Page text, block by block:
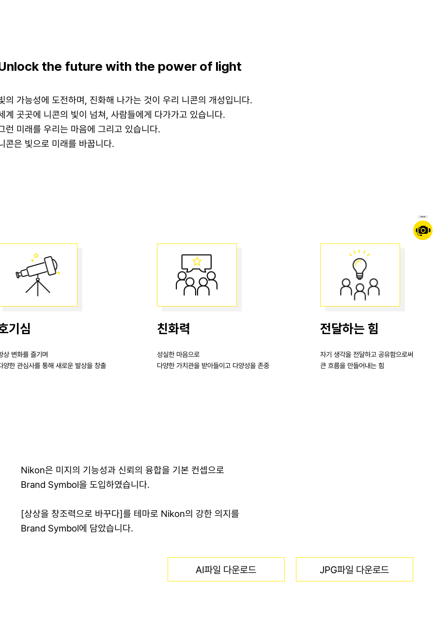
the future with the power of light
의 가능성에 도전하며, 진화해 나가는 것이 우리 니콘의 개성입니다.
계 곳곳에 니콘의 빛이 넘쳐, 사람들에게 다가가고 있습니다.
런 미래를 우리는 마음에 그리고 있습니다.
콘은 빛으로 미래를 바꿉니다.
기심
상 변화를 즐기며
양한 관심사를 통해 새로운 발상을 창출
친화력
성실한 마음으로
다양한 가치관을 받아들이고 다양성을 존중
전달하는 힘
자기 생각을 전달하고 공유함으로써
큰 흐름을 만들어내는 힘
Nikon은 미지의 기능성과 신뢰의 융합을 기본 컨셉으로
Brand Symbol을 도입하였습니다.
[상상을 창조력으로 바꾸다]를 테마로 Nikon의 강한 의지를
Brand Symbol에 담았습니다.
AI파일 다운로드 JPG파일 다운로드